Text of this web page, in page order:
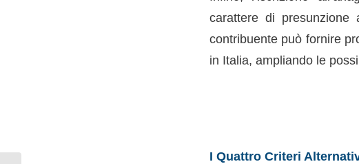
carattere di
contribuente può fornire
in Italia, ampliando le
I Quattro Criteri